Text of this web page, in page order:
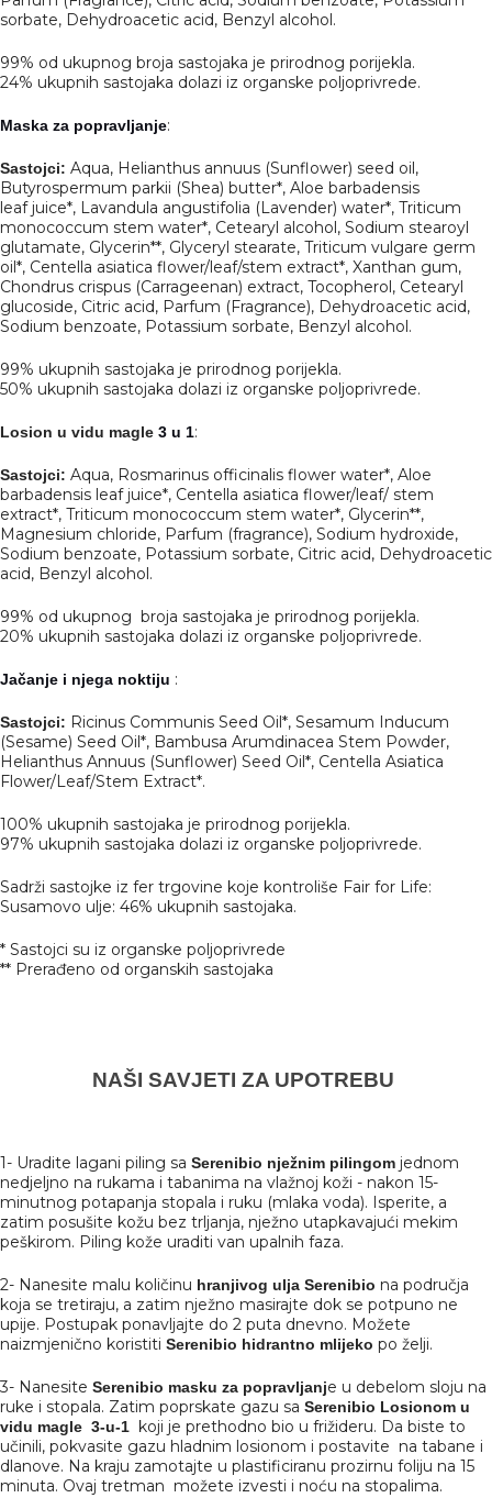
sorbate, Dehydroacetic acid, Benzyl alcohol.
99% od ukupnog broja sastojaka je prirodnog porijekla.
24% ukupnih sastojaka dolazi iz organske poljoprivrede.
Maska za popravljanje:
Sastojci: Aqua, Helianthus annuus (Sunflower) seed oil,
Butyrospermum parkii (Shea) butter*, Aloe barbadensis
leaf juice*, Lavandula angustifolia (Lavender) water*, Triticum
monococcum stem water*, Cetearyl alcohol, Sodium stearoyl
glutamate, Glycerin**, Glyceryl stearate, Triticum vulgare germ
oil*, Centella asiatica flower/leaf/stem extract*, Xanthan gum,
Chondrus crispus (Carrageenan) extract, Tocopherol, Cetearyl
glucoside, Citric acid, Parfum (Fragrance), Dehydroacetic acid,
Sodium benzoate, Potassium sorbate, Benzyl alcohol.
99% ukupnih sastojaka je prirodnog porijekla.
50% ukupnih sastojaka dolazi iz organske poljoprivrede.
Losion u vidu magle 3 u 1:
Sastojci: Aqua, Rosmarinus officinalis flower water*, Aloe
barbadensis leaf juice*, Centella asiatica flower/leaf/ stem
extract*, Triticum monococcum stem water*, Glycerin**,
Magnesium chloride, Parfum (fragrance), Sodium hydroxide,
Sodium benzoate, Potassium sorbate, Citric acid, Dehydroacetic
acid, Benzyl alcohol.
99% od ukupnog broja sastojaka je prirodnog porijekla.
20% ukupnih sastojaka dolazi iz organske poljoprivrede.
Jačanje i njega noktiju :
Sastojci: Ricinus Communis Seed Oil*, Sesamum Inducum
(Sesame) Seed Oil*, Bambusa Arumdinacea Stem Powder,
Helianthus Annuus (Sunflower) Seed Oil*, Centella Asiatica
Flower/Leaf/Stem Extract*.
100% ukupnih sastojaka je prirodnog porijekla.
97% ukupnih sastojaka dolazi iz organske poljoprivrede.
Sadrži sastojke iz fer trgovine koje kontroliše Fair for Life:
Susamovo ulje: 46% ukupnih sastojaka.
* Sastojci su iz organske poljoprivrede
** Prerađeno od organskih sastojaka
NAŠI SAVJETI ZA UPOTREBU
1- Uradite lagani piling sa Serenibio nježnim pilingom jednom
nedjeljno na rukama i tabanima na vlažnoj koži - nakon 15-
minutnog potapanja stopala i ruku (mlaka voda). Isperite, a
zatim posušite kožu bez trljanja, nježno utapkavajući mekim
peškirom. Piling kože uraditi van upalnih faza.
2- Nanesite malu količinu hranjivog ulja Serenibio na područja
koja se tretiraju, a zatim nježno masirajte dok se potpuno ne
upije. Postupak ponavljajte do 2 puta dnevno. Možete
naizmjenično koristiti Serenibio hidrantno mlijeko po želji.
3- Nanesite Serenibio masku za popravljanje u debelom sloju na
ruke i stopala. Zatim poprskate gazu sa Serenibio Losionom u
vidu magle 3-u-1
koji je prethodno bio u frižideru. Da biste to
učinili, pokvasite gazu hladnim losionom i postavite na tabane i
dlanove. Na kraju zamotajte u plastificiranu prozirnu foliju na 15
minuta. Ovaj tretman možete izvesti i noću na stopalima.